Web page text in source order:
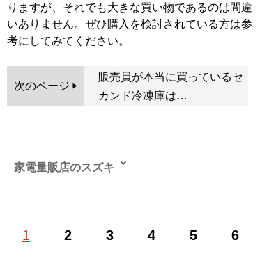
りますが、それでも大きな買い物であるのは間違
いありません。ぜひ購入を検討されている方は参
考にしてみてください。
次のページ
販売員が本当に買っているセ
カンド冷凍庫は…
1 2 3 4 5 6
家電量販店のスズキ
から白物までジャンルを問わずさまざまな売り場を担